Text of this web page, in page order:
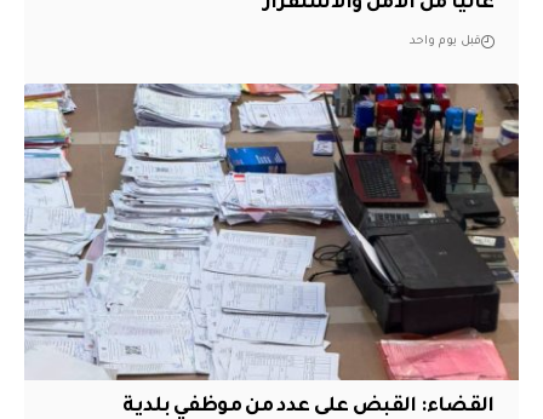
قبل يوم واحد
القضاء: القبض على عدد من موظفي بلدية